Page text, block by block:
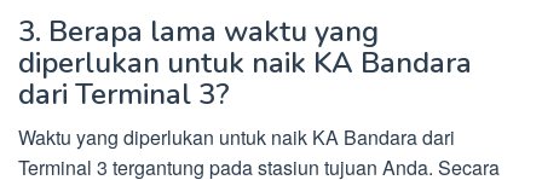
3. Berapa lama waktu yang
diperlukan untuk naik KA Bandara
dari Terminal 3?
Waktu yang diperlukan untuk naik KA Bandara dari
Terminal 3 tergantung pada stasiun tujuan Anda. Secara